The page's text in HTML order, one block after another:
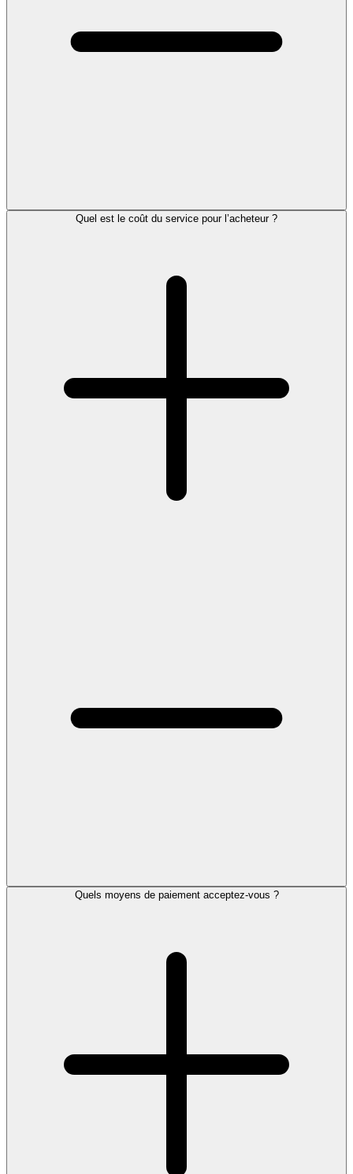
Quel est le coût du service pour l’acheteur ?
Quels moyens de paiement acceptez-vous ?